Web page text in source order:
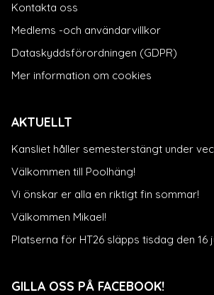
Kontakta oss
Medlems -och användarvillkor
Dataskyddsförordningen (GDPR)
Mer information om cookies
AKTUELLT
Kansliet håller semesterstängt under
Välkommen till Poolhäng!
Vi önskar er alla en riktigt fin sommar!
Välkommen Mikael!
Platserna för HT26 släpps tisdag den 16
GILLA OSS PÅ FACEBOOK!